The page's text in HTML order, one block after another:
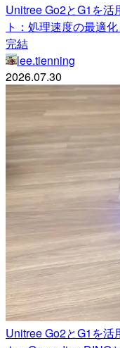
Unitree Go2とG1を
ト：処理速度の最適
完結
lee.tienning
2026.07.30
Unitree Go2とG1を